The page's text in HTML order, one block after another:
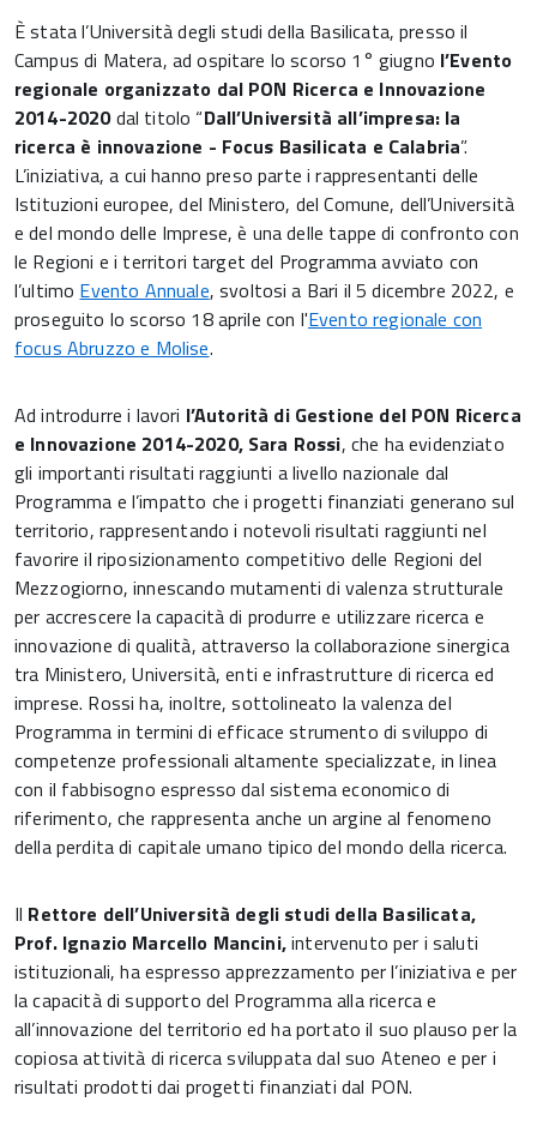
È stata l’Università degli studi della Basilicata, presso il
Campus di Matera, ad ospitare lo scorso 1° giugno l’Evento
regionale organizzato dal PON Ricerca e Innovazione
2014-2020dal titolo “Dall’Università all’impresa: la
ricerca è innovazione - Focus Basilicata e Calabria”.
L’iniziativa, a cui hanno preso parte i rappresentanti delle
Istituzioni europee, del Ministero, del Comune, dell’Università
e del mondo delle Imprese, è una delle tappe di confronto con
le Regioni e i territori target del Programma avviato con
l’ultimo Evento Annuale, svoltosi a Bari il 5 dicembre 2022, e
proseguito lo scorso 18 aprile con l'Evento regionale con
focus Abruzzo e Molise.
Ad introdurre i lavori l’Autorità di Gestione del PON Ricerca
e Innovazione 2014-2020, Sara Rossi, che ha evidenziato
gli importanti risultati raggiunti a livello nazionale dal
Programma e l’impatto che i progetti finanziati generano sul
territorio, rappresentando i notevoli risultati raggiunti nel
favorire il riposizionamento competitivo delle Regioni del
Mezzogiorno, innescando mutamenti di valenza strutturale
per accrescere la capacità di produrre e utilizzare ricerca e
innovazione di qualità, attraverso la collaborazione sinergica
tra Ministero, Università, enti e infrastrutture di ricerca ed
imprese. Rossi ha, inoltre, sottolineato la valenza del
Programma in termini di efficace strumento di sviluppo di
competenze professionali altamente specializzate, in linea
con il fabbisogno espresso dal sistema economico di
riferimento, che rappresenta anche un argine al fenomeno
della perdita di capitale umano tipico del mondo della ricerca.
Il Rettore dell’Università degli studi della Basilicata,
Prof. Ignazio Marcello Mancini,intervenuto per i saluti
istituzionali, ha espresso apprezzamento per l’iniziativa e per
la capacità di supporto del Programma alla ricerca e
all’innovazione del territorio ed ha portato il suo plauso per la
copiosa attività di ricerca sviluppata dal suo Ateneo e per i
risultati prodotti dai progetti finanziati dal PON.